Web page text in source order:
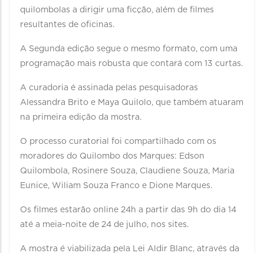
quilombolas a dirigir uma ficção, além de filmes
resultantes de oficinas.
A Segunda edição segue o mesmo formato, com uma
programação mais robusta que contará com 13 curtas.
A curadoria é assinada pelas pesquisadoras
Alessandra Brito e Maya Quilolo, que também atuaram
na primeira edição da mostra.
O processo curatorial foi compartilhado com os
moradores do Quilombo dos Marques: Edson
Quilombola, Rosinere Souza, Claudiene Souza, Maria
Eunice, Wiliam Souza Franco e Dione Marques.
Os filmes estarão online 24h a partir das 9h do dia 14
até a meia-noite de 24 de julho, nos sites.
A mostra é viabilizada pela Lei Aldir Blanc, através da